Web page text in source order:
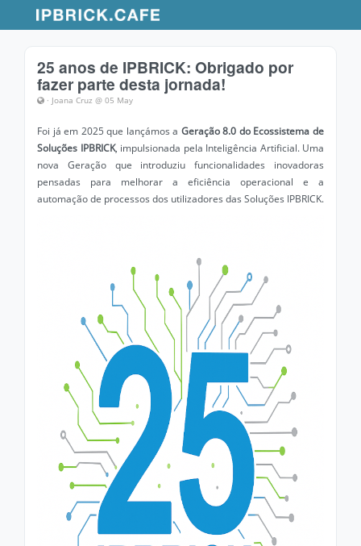
25 anos de IPBRICK: Obrigado por
fazer parte desta jornada!
· Joana Cruz @ 05 May
Foi já em 2025 que lançámos a Geração 8.0 do Ecossistema de
Soluções IPBRICK, impulsionada pela Inteligência Artificial. Uma
nova Geração que introduziu funcionalidades inovadoras
pensadas para melhorar a eficiência operacional e a
automação de processos dos utilizadores das Soluções IPBRICK.